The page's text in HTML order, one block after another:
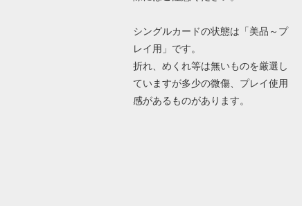
シングルカードの状態は「美品～プ
レイ用」です。
折れ、めくれ等は無いものを厳選し
ていますが多少の微傷、プレイ使用
感があるものがあります。